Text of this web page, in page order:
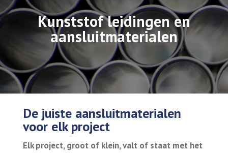
Kunststof leidingen en
aansluitmaterialen
De juiste aansluitmaterialen
voor elk project
Elk project, groot of klein, valt of staat met het